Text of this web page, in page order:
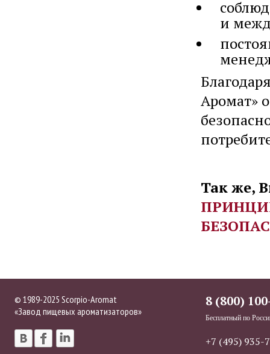
и
Аромат»
Так же,
© 1989-2025 Scorpio-Aromat
«Завод пищевых ароматизаторов»
8 (800)
Бесплатный по
+7 (495) 935-